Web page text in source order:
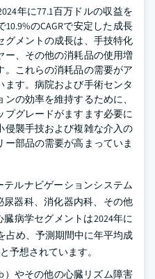
年に77.1百万ドルの収益を
のCAGRで安定した成長
グメントの成長は、手技特化
ー、その他の消耗品の使用増
。これらの消耗品の需要がア
す。病院および手術センタ
の効率を維持するために、
グレードがますます必要に
侵襲手技および複雑な介入の
部品の需要が高まっていま
ルナビゲーションシステム
器科、消化器内科、その他
病学セグメントは2024年に
占め、予測期間中に年平均成
予想されています。
）やその他の心臓リズム障害